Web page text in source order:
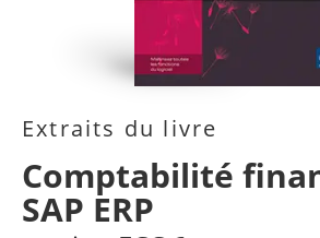
Extraits du livre
Comptabilité
SAP ERP